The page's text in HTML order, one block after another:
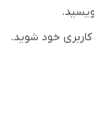
خود شوید.